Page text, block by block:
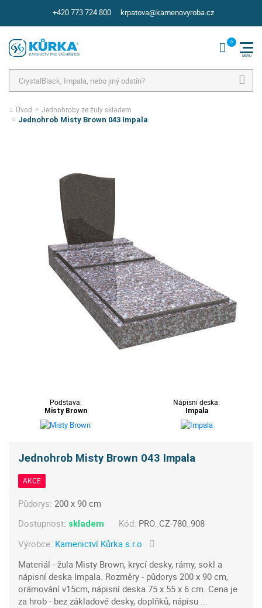
+420 773 724 800 krpatova@kamenovyroba.cz
Úvod Jednohroby ze žuly skladem
Jednohrob Misty Brown 043 Impala
Podstava:
Misty Brown
Nápisní deska:
Impala
Jednohrob Misty Brown 043 Impala
AKCE
Půdorys:200 x 90 cm
Dostupnost: skladem Kód: PRO_CZ-780_908
Výrobce: Kamenictví Kůrka s.r.o
Materiál - žula Misty Brown, krycí desky, rámy, sokl a
nápisní deska Impala. Rozměry - půdorys 200 x 90 cm,
orámování v15cm, nápisní deska 75 x 55 x 6 cm. Cena je
za hrob - bez základové desky, doplňků, nápisu ...